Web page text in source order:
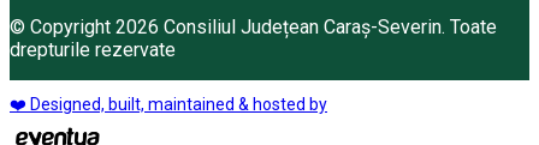
© Copyright 2026 Consiliul Județean Caraș-Severin. Toate
drepturile rezervate
❤️ Designed, built, maintained & hosted by